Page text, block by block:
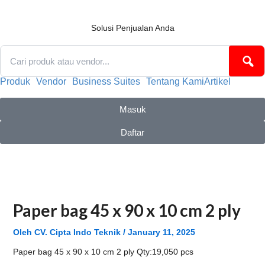
Solusi Penjualan Anda
Produk Vendor Business Suites Tentang KamiArtikel
Masuk
Daftar
Paper bag 45 x 90 x 10 cm 2 ply
Oleh CV. Cipta Indo Teknik / January 11, 2025
Paper bag 45 x 90 x 10 cm 2 ply Qty:19,050 pcs